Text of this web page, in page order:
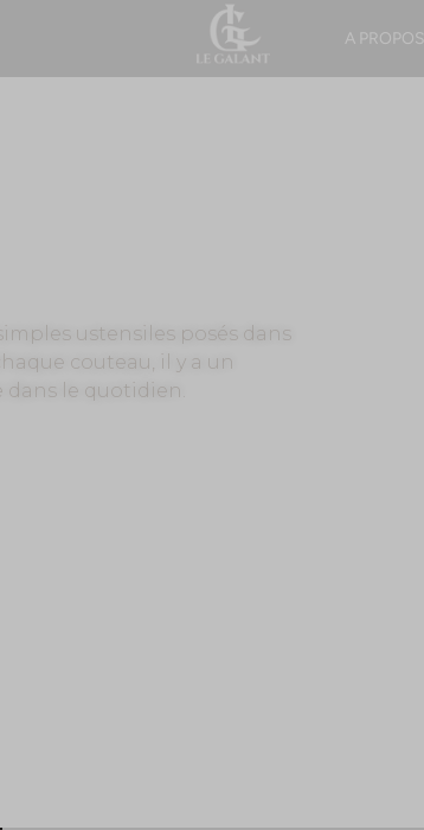
A PROPOS
ustensiles posés dans
couteau, il y a un
dans le quotidien.